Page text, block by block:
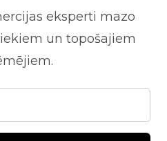
eksperti mazo
un topošajiem